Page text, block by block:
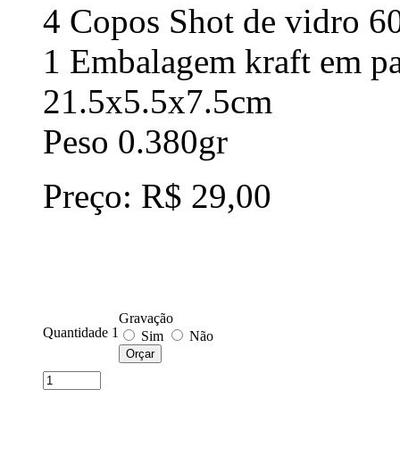
4 Copos Shot de vidro
1 Embalagem kraft em
21.5x5.5x7.5cm
Peso 0.380gr
Preço: R$ 29,00
Quantidade 1
Gravação
Sim
Não